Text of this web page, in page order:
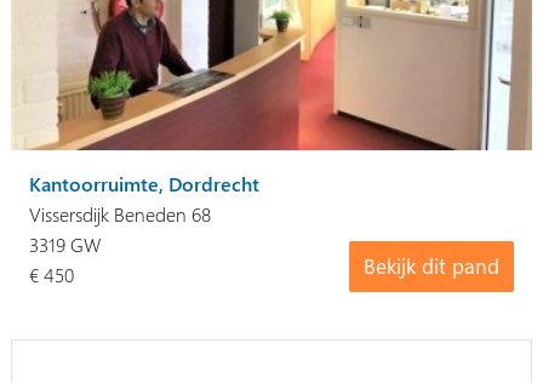
Kantoorruimte, Dordrecht
Vissersdijk Beneden 68
Bekijk dit pand
3319 GW
€ 450